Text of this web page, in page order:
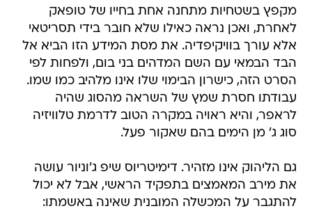
מקפץ בשטחיות מתחנה אחת בחייו של טופאק
לאחרת, ואכן נראה כאילו שלא חובר בידי תסריטאי
אלא עורך בוויקיפדיה. את מסת המידע הזו הביא אל
הבד הבמאי עם השם המדהים בני בום, ולפחות לפי
הסרט הזה, כישרון הבימוי שלו אינו מלהיב כמו שמו.
עבודתו חסרת שמץ של השראה מהסוג שהיה
לראפר, והיא ראויה במקרה הטוב לדרמת טלוויזיה
סוג ג' מן הימים בהם שאקור פעל.
גם הליהוק אינו מזהיר. דימיטריוס שיפ ג'וניור עושה
את מירב המאמצים בתפקיד הראשי, אבל לא יכול
להתגבר על המכשלה המובנית שאינה באשמתו: